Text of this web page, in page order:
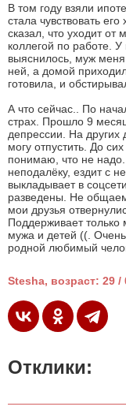
В том году взяли
стала чувствовать
сказал, что уходит от
коллегой по работе.
выяснилось, муж
ней, а домой
готовила, и
А что сейчас.. По
страх. Прошло 9
депрессии. На
могу отпустить. До
понимаю, что не
неподалёку, ездит с
выкладывает в
разведены. Не
мои друзья
Поддерживает
мужа и детей ((. Очень
родной любимый
Stesha, возраст: 29 /
Отклики: